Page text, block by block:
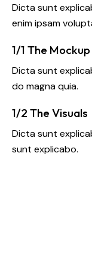
Dicta sunt
enim ipsam
1/1 The Mockup
Dicta sunt
do magna quia.
1/2 The Visuals
Dicta sunt
sunt explicabo.